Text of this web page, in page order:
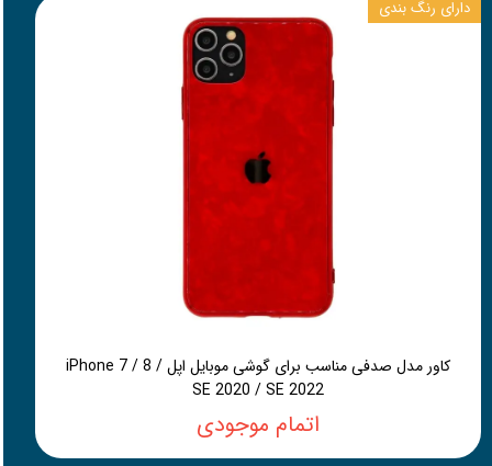
کاور مدل صدفی مناسب برای گوشی موبایل اپل iPhone 7 / 8 /
SE 2020 / SE 2022
اتمام موجودی
دارای رنگ بندی